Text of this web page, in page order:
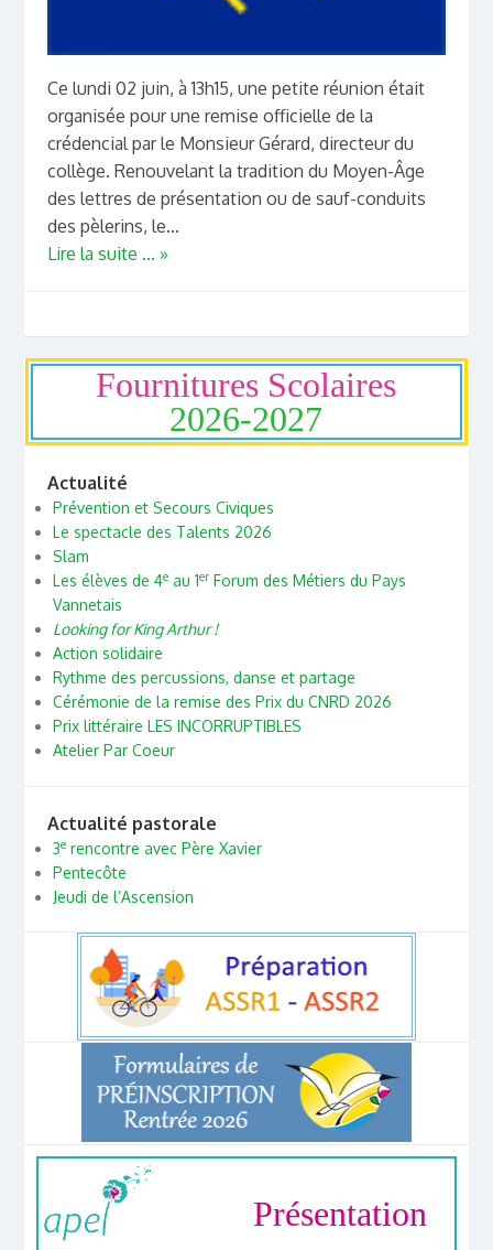
Ce lundi 02 juin, à 13h15, une petite réunion était
organisée pour une remise officielle de la
crédencial par le Monsieur Gérard, directeur du
collège. Renouvelant la tradition du Moyen-Âge
des lettres de présentation ou de sauf-conduits
des pèlerins, le...
Lire la suite ... »
Fournitures Scolaires
2026-2027
Actualité
Prévention et Secours Civiques
Le spectacle des Talents 2026
Slam
Les élèves de 4eau 1erForum des Métiers du Pays
Vannetais
Looking for King Arthur !
Action solidaire
Rythme des percussions, danse et partage
Cérémonie de la remise des Prix du CNRD 2026
Prix littéraire LES INCORRUPTIBLES
Atelier Par Coeur
Actualité pastorale
3erencontre avec Père Xavier
Pentecôte
Jeudi de l’Ascension
Présentation